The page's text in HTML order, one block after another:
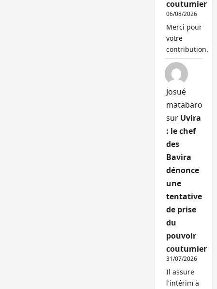
coutumier
06/08/2026
Merci pour
votre
contribution.
Josué
matabaro
sur Uvira
: le chef
des
Bavira
dénonce
une
tentative
de prise
du
pouvoir
coutumier
31/07/2026
Il assure
l'intérim à